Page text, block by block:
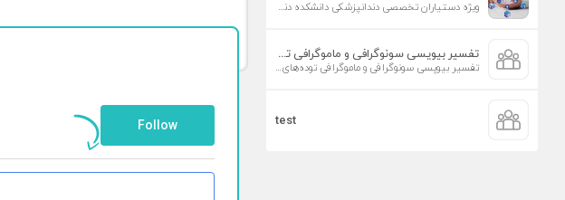
Follow
ویژه دستیاران تخصصی دندانپزشکی دانشکده دندانپزشکی دانشگاه علوم پزشکی تهران
تفسیر بیوپسی سونوگرافی و ماموگرافی توده‌های پستان
تفسیر بیوپسی سونوگرافی و ماموگرافی توده‌های پستان
test